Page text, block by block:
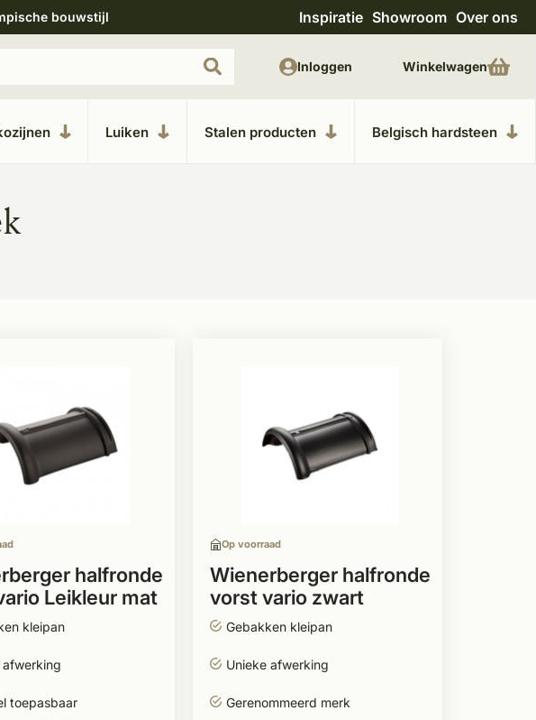
bouwstijl Meer dan 20 jaar ervaring
Inspiratie Showroom Over ons
Luiken Stalen producten Belgisch hardsteen
Inloggen Winkelwagen
halfronde
Leikleur mat
kleipan
afwerking
toepasbaar
Op voorraad
Wienerberger halfronde
vorst vario zwart
satinet
Gebakken kleipan
Unieke afwerking
Gerenommeerd merk